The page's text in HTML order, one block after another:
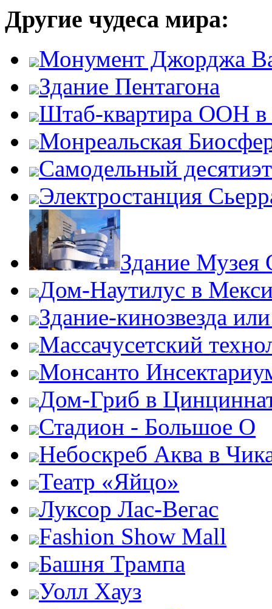
Другие чудеса мира:
Монумент Джорджа
Здание Пентагона
Штаб-квартира ООН
Монреальская
Самодельный
Электростанция
Здание Музея
Дом-Наутилус в
Здание-кинозвезда
Массачусетский
Монсанто
Дом-Гриб в
Стадион - Большое О
Небоскреб Аква в
Театр «Яйцо»
Луксор Лас-Вегас
Fashion Show Mall
Башня Трампа
Уолл Хауз